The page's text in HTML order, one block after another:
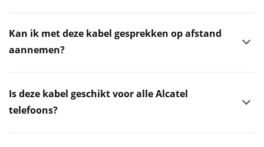
Kan ik met deze kabel gesprekken op afstand
aannemen?
Is deze kabel geschikt voor alle Alcatel
telefoons?